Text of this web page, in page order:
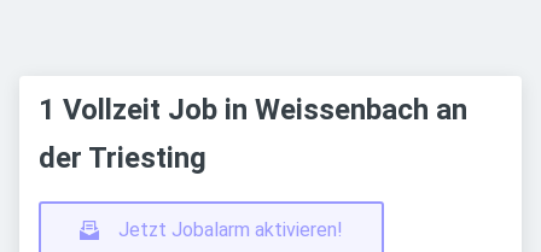
1 Vollzeit Job in Weissenbach an
der Triesting
Jetzt Jobalarm aktivieren!